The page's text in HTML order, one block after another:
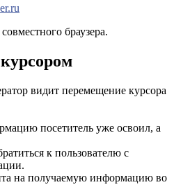
браузера.
видит перемещение курсора
посетитель уже освоил, а
к пользователю с
на получаемую информацию во